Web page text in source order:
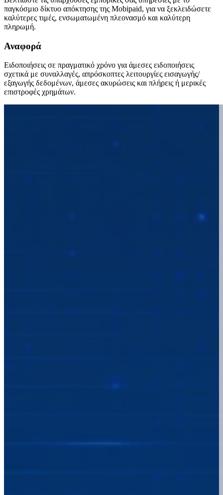
παγκόσμιο δίκτυο απόκτησης της Mobipaid, για να ξεκλειδώσετε
καλύτερες τιμές, ενσωματωμένη πλεονασμό και καλύτερη
πληρωμή.
Αναφορά
Ειδοποιήσεις σε πραγματικό χρόνο για άμεσες ειδοποιήσεις
σχετικά με συναλλαγές, απρόσκοπτες λειτουργίες εισαγωγής/
εξαγωγής δεδομένων, άμεσες ακυρώσεις και πλήρεις ή μερικές
επιστροφές χρημάτων.